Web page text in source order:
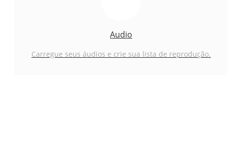
Audio
Carregue seus áudios e crie sua lista de reprodução.